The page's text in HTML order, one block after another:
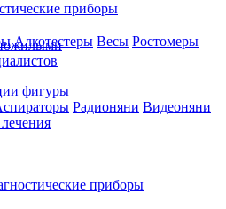
приборы
Алкотестеры Весы Ростомеры
Радионяни Видеоняни
фигуры
приборы